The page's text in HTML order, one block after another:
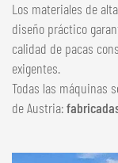
Los materiales de
diseño práctico
calidad de pacas
exigentes.
Todas las máquinas
de Austria: